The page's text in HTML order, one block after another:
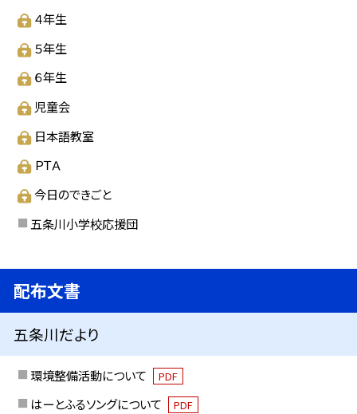
４年生
５年生
６年生
児童会
日本語教室
ＰＴＡ
今日のできごと
五条川小学校応援団
配布文書
五条川だより
環境整備活動について PDF
はーとふるソングについて PDF